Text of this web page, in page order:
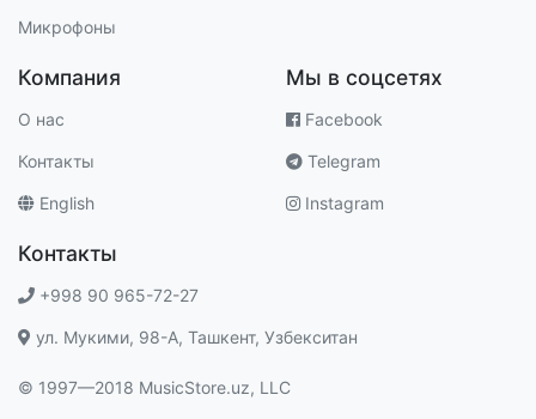
Микрофоны
Компания
О нас
Контакты
English
Мы в соцсетях
Facebook
Telegram
Instagram
Контакты
+998 90 965-72-27
ул. Мукими, 98-A, Ташкент, Узбекситан
© 1997—2018 MusicStore.uz, LLC